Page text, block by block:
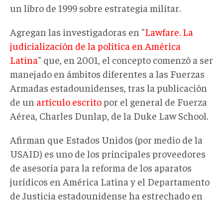
un libro de 1999 sobre estrategia militar.
Agregan las investigadoras en "Lawfare. La
judicialización de la política en América
Latina" que, en 2001, el concepto comenzó a ser
manejado en ámbitos diferentes a las Fuerzas
Armadas estadounidenses, tras la publicación
de un artículo escritopor el general de Fuerza
Aérea, Charles Dunlap, de la Duke Law School.
Afirman que Estados Unidos (por medio de la
USAID) es uno de los principales proveedores
de asesoría para la reforma de los aparatos
jurídicos en América Latina y el Departamento
de Justicia estadounidense ha estrechado en